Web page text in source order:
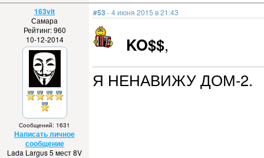
163vit
Самара
Рейтинг: 960
10-12-2014
Сообщений: 1631
Написать личное
сообщение
Lada Largus 5 мест 8V
#53 - 4 июня 2015 в 21:43
KO$$,
Я НЕНАВИЖУ ДОМ-2.